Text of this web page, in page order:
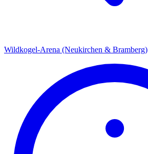
Wildkogel-Arena (Neukirchen & Bramberg)